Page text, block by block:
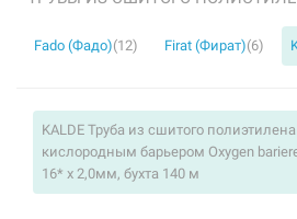
Fado (Фадо)(12) Firat (Фират)(6)
KALDE Труба из сшитого
кислородным барьером Oxygen
16* x 2,0мм, бухта 140 м